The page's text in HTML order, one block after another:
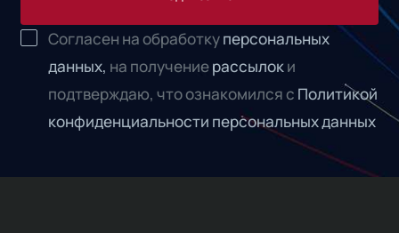
Согласен на обработкуперсональных
данных, на получениерассылоки
подтверждаю, что ознакомился с Политикой
конфиденциальности персональных данных